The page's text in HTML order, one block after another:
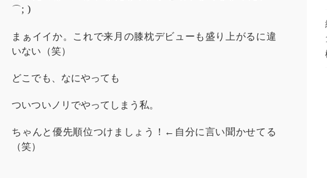
⌒; )
まぁイイか。これで来月の膝枕デビューも盛り上がるに違
いない（笑）
どこでも、なにやっても
ついついノリでやってしまう私。
ちゃんと優先順位つけましょう！←自分に言い聞かせてる
（笑）